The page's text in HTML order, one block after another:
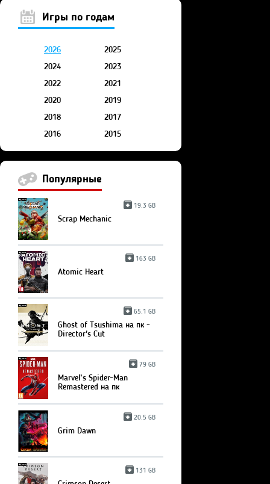
Игры по годам
2026
2025
2024
2023
2022
2021
2020
2019
2018
2017
2016
2015
Популярные
19.3 GB
Scrap Mechanic
163 GB
Atomic Heart
65.1 GB
Ghost of Tsushima на пк -
Director's Cut
79 GB
Marvel’s Spider-Man
Remastered на пк
20.5 GB
Grim Dawn
131 GB